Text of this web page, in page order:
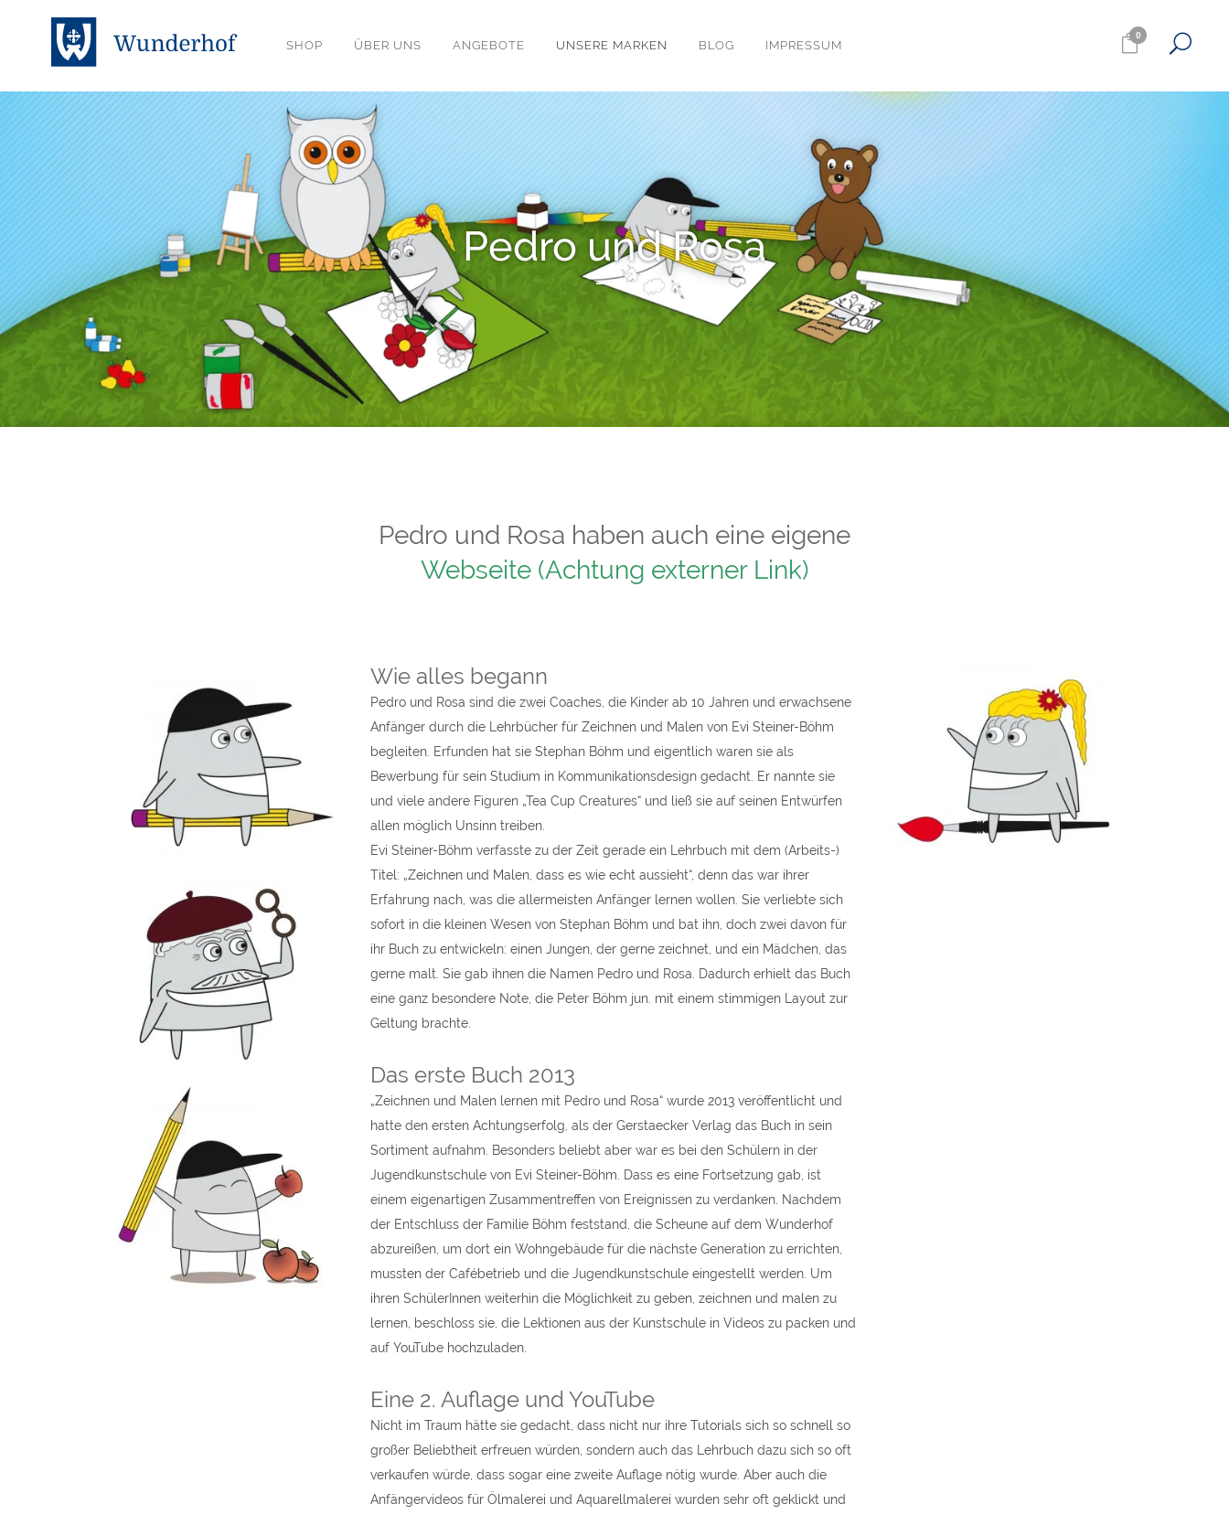
0
SHOP ÜBER UNS ANGEBOTE UNSERE MARKEN BLOG IMPRESSUM
Pedro und Rosa
Pedro und Rosa haben auch eine eigene
Webseite (Achtung externer Link)
Wie alles begann
Pedro und Rosa sind die zwei Coaches, die Kinder ab 10 Jahren und erwachsene
Anfänger durch die Lehrbücher für Zeichnen und Malen von Evi Steiner-Böhm
begleiten. Erfunden hat sie Stephan Böhm und eigentlich waren sie als
Bewerbung für sein Studium in Kommunikationsdesign gedacht. Er nannte sie
und viele andere Figuren „Tea Cup Creatures“ und ließ sie auf seinen Entwürfen
allen möglich Unsinn treiben.
Evi Steiner-Böhm verfasste zu der Zeit gerade ein Lehrbuch mit dem (Arbeits-)
Titel: „Zeichnen und Malen, dass es wie echt aussieht“, denn das war ihrer
Erfahrung nach, was die allermeisten Anfänger lernen wollen. Sie verliebte sich
sofort in die kleinen Wesen von Stephan Böhm und bat ihn, doch zwei davon für
ihr Buch zu entwickeln: einen Jungen, der gerne zeichnet, und ein Mädchen, das
gerne malt. Sie gab ihnen die Namen Pedro und Rosa. Dadurch erhielt das Buch
eine ganz besondere Note, die Peter Böhm jun. mit einem stimmigen Layout zur
Geltung brachte.
Das erste Buch 2013
„Zeichnen und Malen lernen mit Pedro und Rosa“ wurde 2013 veröffentlicht und
hatte den ersten Achtungserfolg, als der Gerstaecker Verlag das Buch in sein
Sortiment aufnahm. Besonders beliebt aber war es bei den Schülern in der
Jugendkunstschule von Evi Steiner-Böhm. Dass es eine Fortsetzung gab, ist
einem eigenartigen Zusammentreffen von Ereignissen zu verdanken. Nachdem
der Entschluss der Familie Böhm feststand, die Scheune auf dem Wunderhof
abzureißen, um dort ein Wohngebäude für die nächste Generation zu errichten,
mussten der Cafébetrieb und die Jugendkunstschule eingestellt werden. Um
ihren SchülerInnen weiterhin die Möglichkeit zu geben, zeichnen und malen zu
lernen, beschloss sie, die Lektionen aus der Kunstschule in Videos zu packen und
auf YouTube hochzuladen.
Eine 2. Auflage und YouTube
Nicht im Traum hätte sie gedacht, dass nicht nur ihre Tutorials sich so schnell so
großer Beliebtheit erfreuen würden, sondern auch das Lehrbuch dazu sich so oft
verkaufen würde, dass sogar eine zweite Auflage nötig wurde. Aber auch die
Anfängervideos für Ölmalerei und Aquarellmalerei wurden sehr oft geklickt und